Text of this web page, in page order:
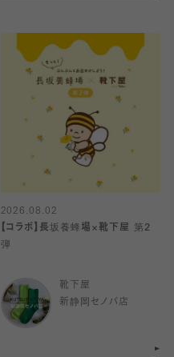
2026.08.02
【コラボ】長坂養蜂場×靴下屋 第2
弾
靴下屋
新静岡セノバ店